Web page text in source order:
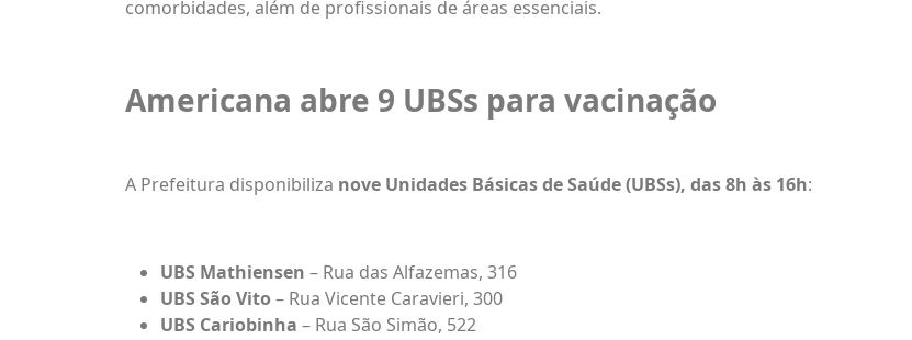
comorbidades, além de profissionais de áreas essenciais.
Americana abre 9 UBSs para vacinação
A Prefeitura disponibiliza nove Unidades Básicas de Saúde (UBSs), das 8h às 16h:
UBS Mathiensen – Rua das Alfazemas, 316
UBS São Vito – Rua Vicente Caravieri, 300
UBS Cariobinha – Rua São Simão, 522